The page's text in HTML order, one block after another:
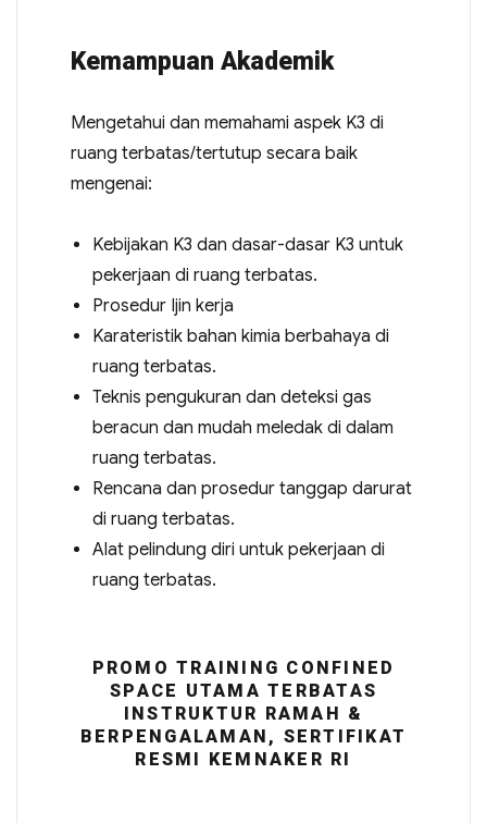
Kemampuan Akademik
Mengetahui dan memahami aspek K3 di
ruang terbatas/tertutup secara baik
mengenai:
Kebijakan K3 dan dasar-dasar K3 untuk
pekerjaan di ruang terbatas.
Prosedur Ijin kerja
Karateristik bahan kimia berbahaya di
ruang terbatas.
Teknis pengukuran dan deteksi gas
beracun dan mudah meledak di dalam
ruang terbatas.
Rencana dan prosedur tanggap darurat
di ruang terbatas.
Alat pelindung diri untuk pekerjaan di
ruang terbatas.
PROMO TRAINING CONFINED
SPACE UTAMA TERBATAS
INSTRUKTUR RAMAH &
BERPENGALAMAN, SERTIFIKAT
RESMI KEMNAKER RI